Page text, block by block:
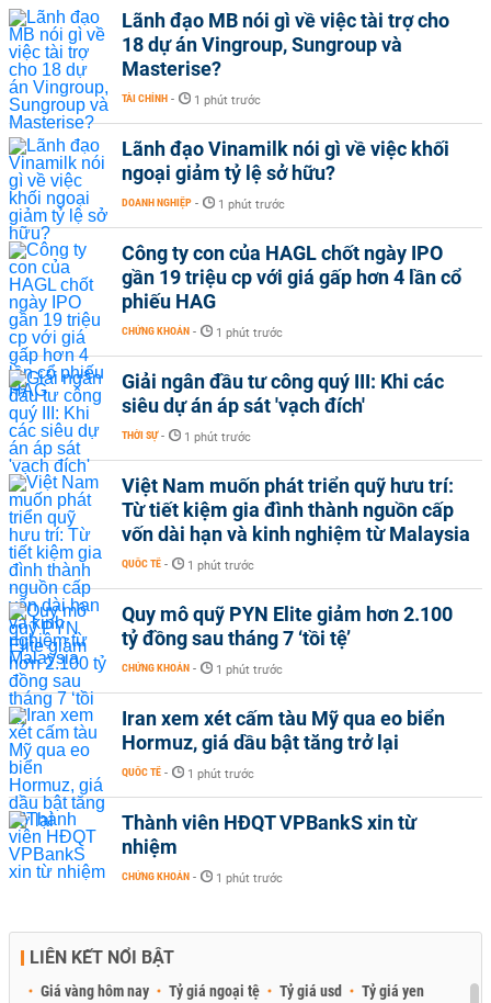
Lãnh đạo MB nói gì về việc tài trợ cho
18 dự án Vingroup, Sungroup và
Masterise?
TÀI CHÍNH - 1 phút trước
Lãnh đạo Vinamilk nói gì về việc khối
ngoại giảm tỷ lệ sở hữu?
DOANH NGHIỆP - 1 phút trước
Công ty con của HAGL chốt ngày IPO
gần 19 triệu cp với giá gấp hơn 4 lần cổ
phiếu HAG
CHỨNG KHOÁN - 1 phút trước
Giải ngân đầu tư công quý III: Khi các
siêu dự án áp sát 'vạch đích'
THỜI SỰ - 1 phút trước
Việt Nam muốn phát triển quỹ hưu trí:
Từ tiết kiệm gia đình thành nguồn cấp
vốn dài hạn và kinh nghiệm từ Malaysia
QUỐC TẾ - 1 phút trước
Quy mô quỹ PYN Elite giảm hơn 2.100
tỷ đồng sau tháng 7 ‘tồi tệ’
CHỨNG KHOÁN - 1 phút trước
Iran xem xét cấm tàu Mỹ qua eo biển
Hormuz, giá dầu bật tăng trở lại
QUỐC TẾ - 1 phút trước
Thành viên HĐQT VPBankS xin từ
nhiệm
CHỨNG KHOÁN - 1 phút trước
LIÊN KẾT NỔI BẬT
Giá vàng hôm nay Tỷ giá ngoại tệ Tỷ giá usd Tỷ giá yen